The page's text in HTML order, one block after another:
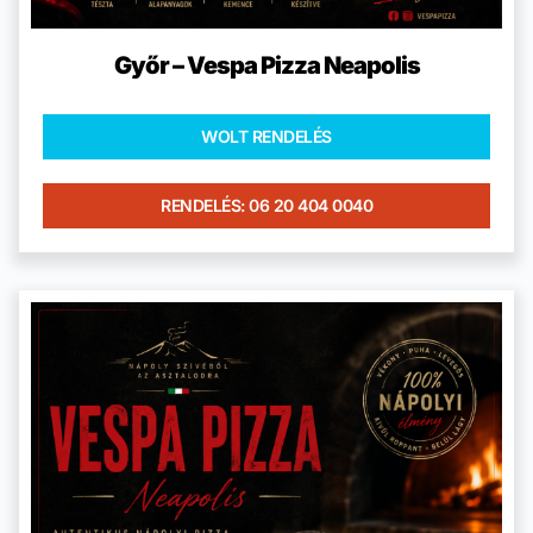
Győr – Vespa Pizza Neapolis
WOLT RENDELÉS
RENDELÉS: 06 20 404 0040